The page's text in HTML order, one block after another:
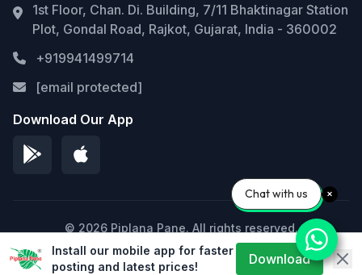
1st Floor, Chan. Di. Building, 7/11 Bhaktinagar Station
Plot, Gondal Road, Rajkot, Gujarat, India - 360002
+919941499714
[email protected]
Download Our App
© 2026 Piplana Pane. All rights reserved.
Privacy Policy Terms of Service Sitemap
Install our mobile app for faster
posting and latest prices!
Download
Chat with us